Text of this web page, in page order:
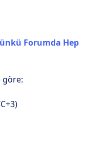
Forumda Hep
göre: